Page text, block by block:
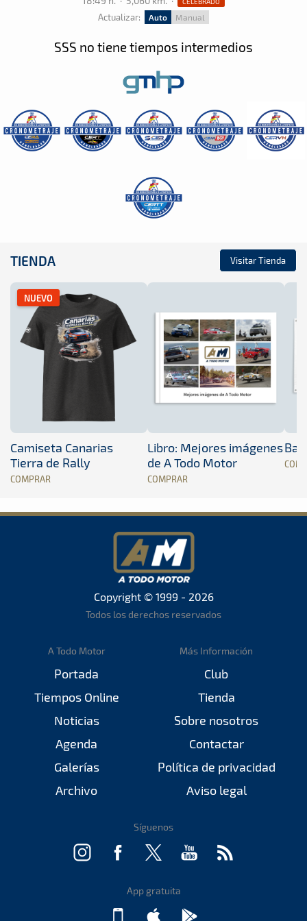
Actualizar: Auto Manual
SSS no tiene tiempos intermedios
TIENDA Visitar Tienda
NUEVO
Camiseta Canarias
Tierra de Rally
COMPRAR
Libro: Mejores imágenes
de A Todo Motor
COMPRAR
Copyright © 1999 - 2026
Todos los derechos reservados
A Todo Motor
Portada
Tiempos Online
Noticias
Agenda
Galerías
Archivo
Más Información
Club
Tienda
Sobre nosotros
Contactar
Política de privacidad
Aviso legal
Síguenos
App gratuita